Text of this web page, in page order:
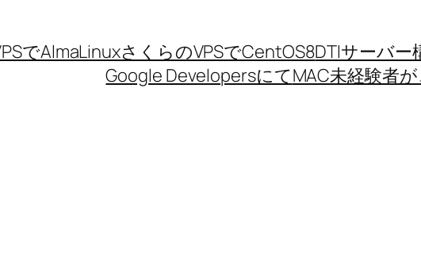
でAlmaLinuxさくらのVPSでCentOS8DTIサーバー
Google DevelopersにてMAC未経験者